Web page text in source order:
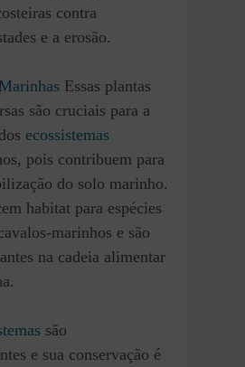
contra
e a erosão.
Essas plantas
são cruciais para a
ecossistemas
pois contribuem para
do solo marinho.
habitat para espécies
marinhos e são
na cadeia alimentar
são
e sua conservação é